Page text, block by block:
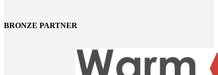
BRONZE PARTNER